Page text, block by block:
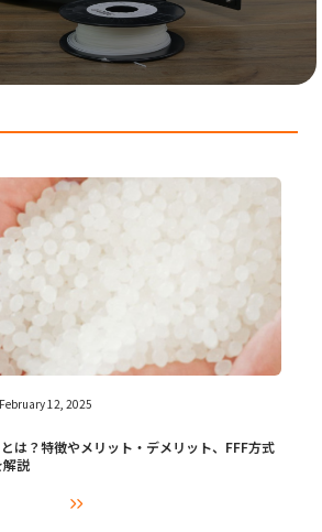
すべての記事
February 12, 2025
は？特徴やメリット・デメリット、FFF方式
解説
